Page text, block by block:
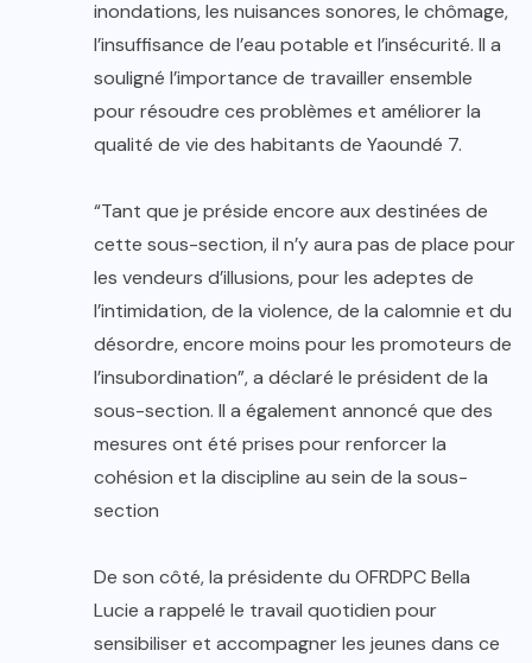
inondations, les nuisances sonores, le chômage,
l’insuffisance de l’eau potable et l’insécurité. Il a
souligné l’importance de travailler ensemble
pour résoudre ces problèmes et améliorer la
qualité de vie des habitants de Yaoundé 7.
“Tant que je préside encore aux destinées de
cette sous-section, il n’y aura pas de place pour
les vendeurs d’illusions, pour les adeptes de
l’intimidation, de la violence, de la calomnie et du
désordre, encore moins pour les promoteurs de
l’insubordination”, a déclaré le président de la
sous-section. Il a également annoncé que des
mesures ont été prises pour renforcer la
cohésion et la discipline au sein de la sous-
section
De son côté, la présidente du OFRDPC Bella
Lucie a rappelé le travail quotidien pour
sensibiliser et accompagner les jeunes dans ce